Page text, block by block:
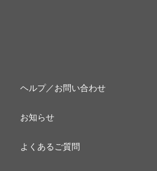
ヘルプ／お問い合わせ
お知らせ
よくあるご質問